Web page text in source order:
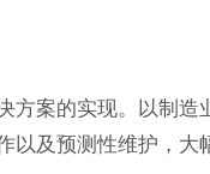
方案的实现。以制造
以及预测性维护，大